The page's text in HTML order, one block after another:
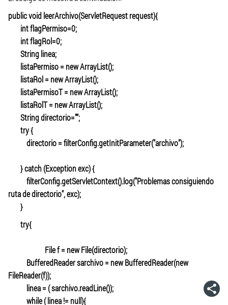
public void leerArchivo(ServletRequest request){
int flagPermiso=0;
int flagRol=0;
String linea;
listaPermiso = new ArrayList();
listaRol = new ArrayList();
listaPermisoT = new ArrayList();
listaRolT = new ArrayList();
String directorio="";
try {
directorio = filterConfig.getInitParameter("archivo");
} catch (Exception exc) {
filterConfig.getServletContext().log("Problemas consiguiendo
ruta de directorio", exc);
}
try{
File f = new File(directorio);
BufferedReader sarchivo = new BufferedReader(new
FileReader(f));
linea = ( sarchivo.readLine());
while ( linea != null){